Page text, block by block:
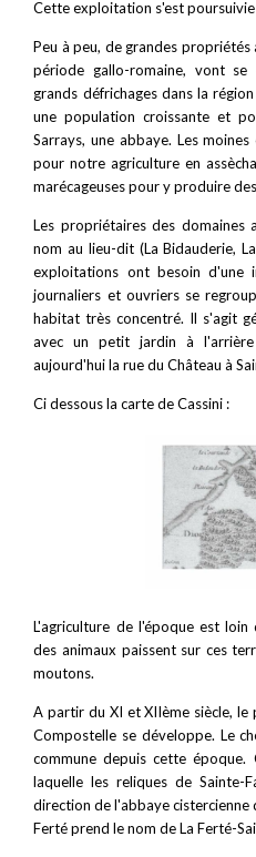
Cette exploitation s'est poursuivie
Peu à peu, de grandes
période gallo-romaine, vont
grands défrichages dans la
une population croissante et
Sarrays, une abbaye. Les
pour notre agriculture en
marécageuses pour y produire
Les propriétaires des
nom au lieu-dit (La Bidauderie,
exploitations ont besoin
journaliers et ouvriers se
habitat très concentré. Il s'agit
avec un petit jardin à
aujourd'hui la rue du Château à
Ci dessous la carte de Cassini :
L'agriculture de l'époque est
des animaux paissent sur ces
moutons.
A partir du XI et XIIème siècle, le
Compostelle se développe. Le
commune depuis cette époque.
laquelle les reliques de Sainte-
direction de l'abbaye cistercienne
Ferté prend le nom de La Ferté-